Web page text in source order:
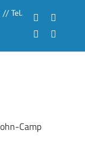
// Tel. Facebook
LinkedIn
Camp